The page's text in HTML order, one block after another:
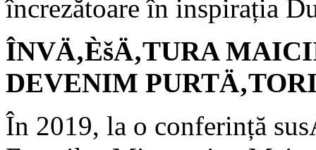
încrezătoare în inspirația
ÎNVÄ‚ÈšÄ‚TURA
DEVENIM
În 2019, la o conferință